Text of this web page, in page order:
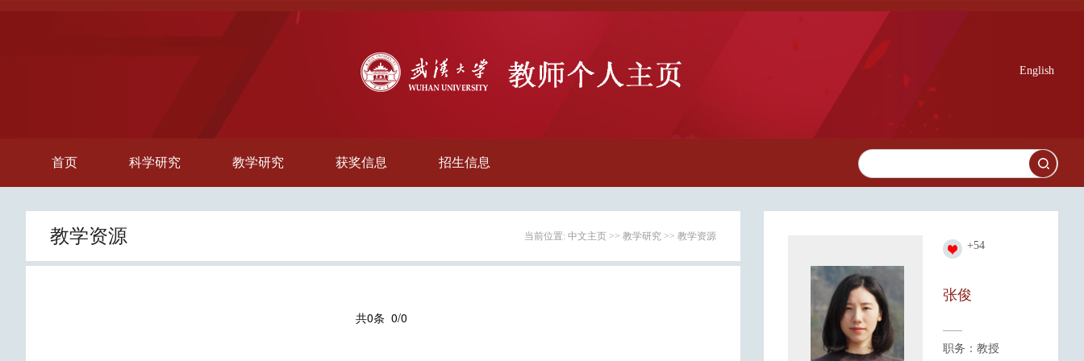
English
首页 科学研究 教学研究 获奖信息 招生信息
教学资源 当前位置: 中文主页 >> 教学研究 >> 教学资源
共0条 0/0
+54
张俊
职务：教授